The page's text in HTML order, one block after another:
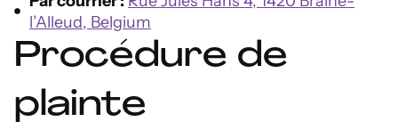
l’Alleud, Belgium
Procédure de
plainte